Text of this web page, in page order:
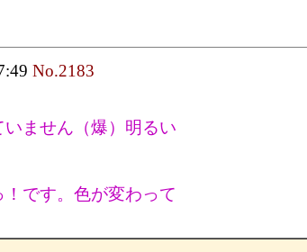
No.2183
ません（爆）明るい
です。色が変わって